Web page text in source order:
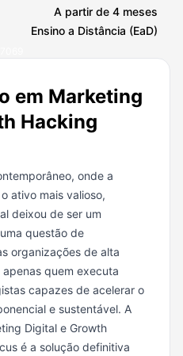
em Marketing
Hacking
onde a
ativo mais valioso,
deixou de ser um
questão de
organizações de alta
quem executa
capazes de acelerar o
e sustentável. A
Digital e Growth
é a solução definitiva
A partir de 4 meses
Ensino a Distância (EaD)